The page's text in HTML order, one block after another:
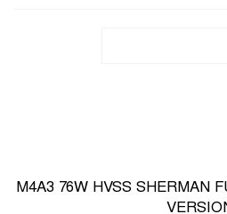
M4A3 76W HVSS SHERMAN